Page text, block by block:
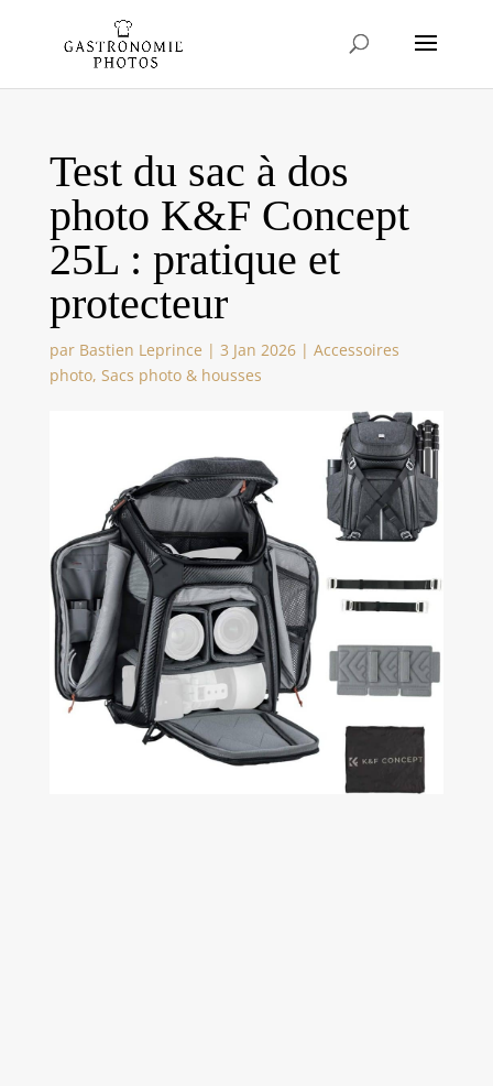
Test du sac à dos
photo K&F Concept
25L : pratique et
protecteur
par Bastien Leprince | 3 Jan 2026| Accessoires
photo, Sacs photo & housses